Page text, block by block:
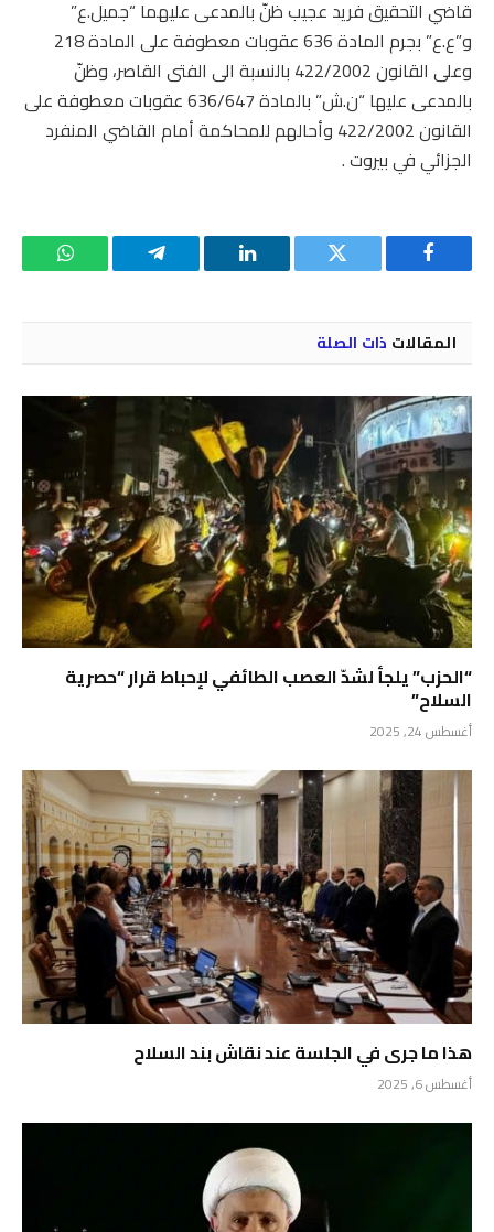
قاضي التحقيق فريد عجيب ظنّ بالمدعى عليهما “جميل.ع”
و”ع.ع” بجرم المادة 636 عقوبات معطوفة على المادة 218
وعلى القانون 422/2002 بالنسبة الى الفتى القاصر، وظنّ
بالمدعى عليها “ن.ش” بالمادة 636/647 عقوبات معطوفة على
القانون 422/2002 وأحالهم للمحاكمة أمام القاضي المنفرد
الجزائي في بيروت .
فيسبوك تويتر لينكدإن تيلقرام واتساب
المقالات ذات الصلة
“الحزب” يلجأ لشدّ العصب الطائفي لإحباط قرار “حصرية
السلاح”
أغسطس 24, 2025
هذا ما جرى في الجلسة عند نقاش بند السلاح
أغسطس 6, 2025